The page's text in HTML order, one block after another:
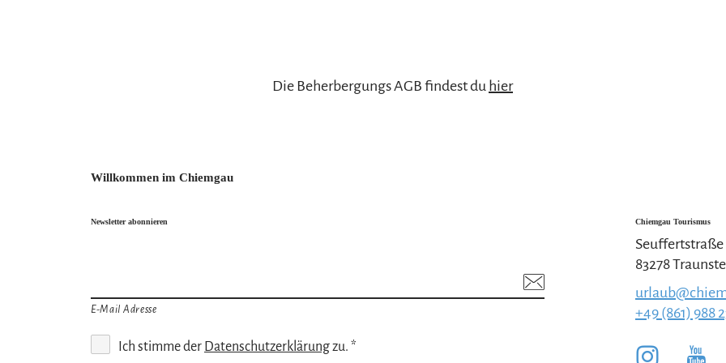
Die Beherbergungs AGB findest du hier
Willkommen im Chiemgau
Newsletter abonnieren
E-Mail Adresse
Ich stimme der Datenschutzerklärungzu. *
Chiemgau Tourismus
Seuffertstraße
83278
+49 (861) 988